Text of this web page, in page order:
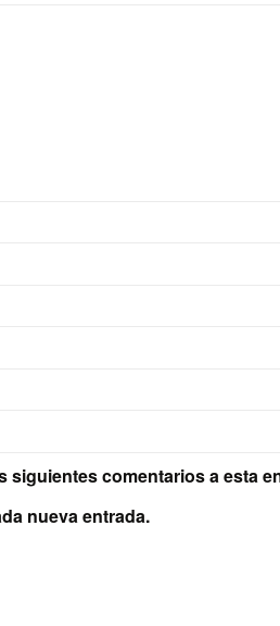
comentarios a esta
nueva entrada.